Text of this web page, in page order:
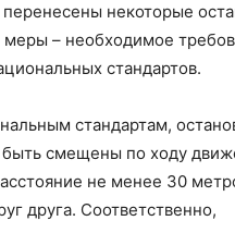
перенесены некоторые
– необходимое
стандартов.
стандартам,
смещены по ходу
не менее 30
друга. Соответственно,